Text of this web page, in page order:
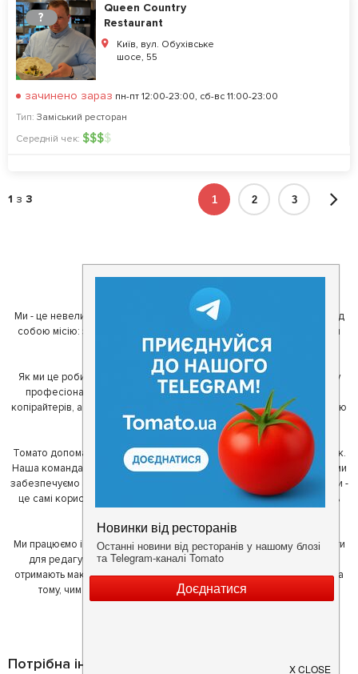
?
Queen Country
Restaurant
Київ, вул. Обухівське
шосе, 55
зачинено зараз пн-пт 12:00-23:00, сб-вс 11:00-23:00
Тип: Заміський ресторан
Середній чек: $$$$
1 з 3 1 2 3
О команде Tomato
Ми - це невелика команда ентузіастів з України. Ми поставили перед
собою місію: зробити так, щоб де б в Україні ви не знаходилися, ви
завжди могли смачно поїсти.
Як ми це робимо? Для початку, ми зібрали приголомшливу команду
професіоналів - фахівців з дизайну, програмування, маркетингу,
копірайтерів, а за сумісництвом - любителів гарної їжі. З їх допомогою
ми створили Томато.
Томато допомагає своїм користувачам знайти цікаві місця неподалік.
Наша команда регулярно зв'язується з ресторанами - таким чином ми
забезпечуємо актуальність інформації. Друга частина нашої команди -
це самі користувачі, які діляться своїми враженнями і допомагають
Ми працюємо і з ресторанами. Для них ми надаємо зручні інструменти
для редагування інформації про себе - в результаті відвідувачі
отримають максимум інформації, а ресторан зможе зосередитися на
тому, чим він любить займатися більше всього - смачній їжі.
Потрібна інформація про заклад?